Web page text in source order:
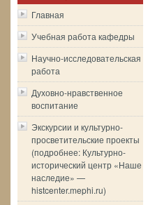
Главная
Учебная работа кафедры
Научно-исследовательская
работа
Духовно-нравственное
воспитание
Экскурсии и культурно-
просветительские проекты
(подробнее: Культурно-
исторический центр «Наше
наследие» —
histcenter.mephi.ru)